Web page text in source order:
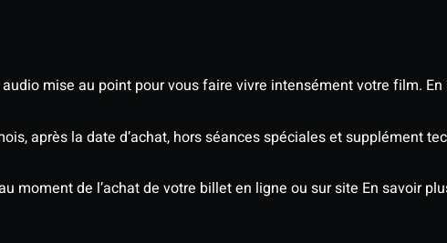
mise au point pour vous faire vivre intensément votre film.
après la date d’achat, hors séances spéciales et supplément
moment de l’achat de votre billet en ligne ou sur site En savoir